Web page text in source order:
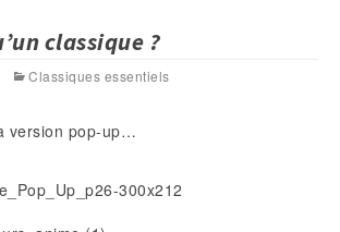
classique ?
Classiques essentiels
version pop-up…